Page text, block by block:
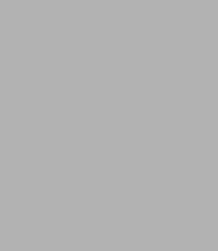
MASSIMA DELLA PIASTRA DEL FERRO
di sostanze chimiche, talvolta anche più
i dettagli
e restituire i prodotti che hai acquistato.